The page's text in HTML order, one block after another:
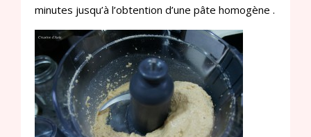
minutes jusqu’à l’obtention d’une pâte homogène .